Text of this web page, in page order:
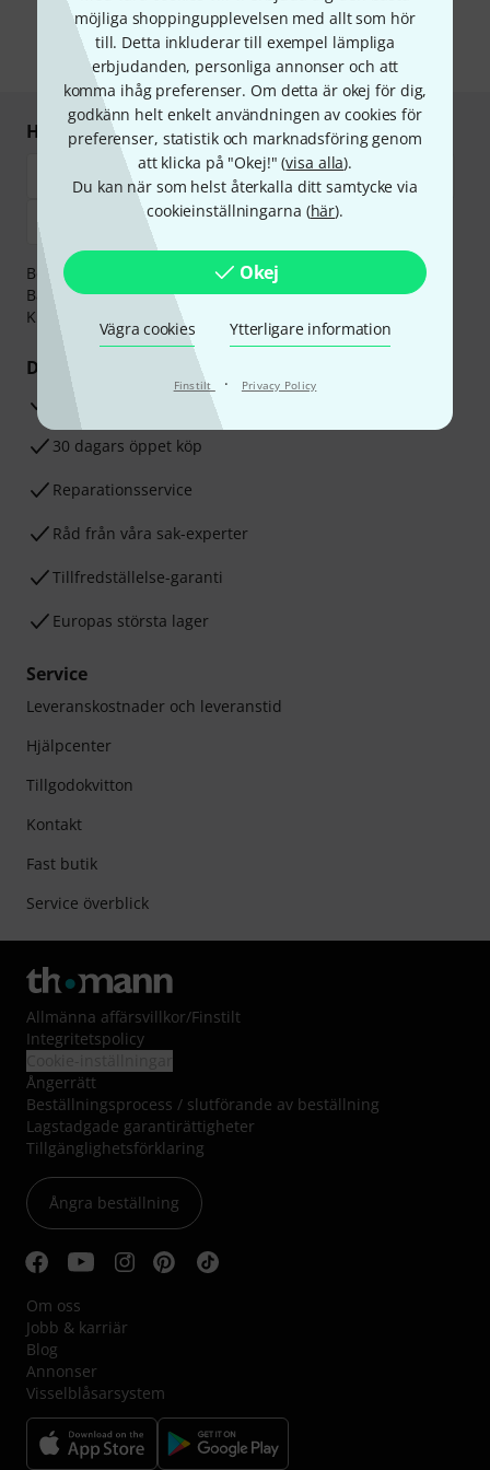
möjliga shoppingupplevelsen med allt som hör
till. Detta inkluderar till exempel lämpliga
erbjudanden, personliga annonser och att
komma ihåg preferenser. Om detta är okej för dig,
godkänn helt enkelt användningen av cookies för
preferenser, statistik och marknadsföring genom
att klicka på "Okej!" (visa alla).
Du kan när som helst återkalla ditt samtycke via
cookieinställningarna (här).
Okej
Vägra cookies Ytterligare information
Finstilt · Privacy Policy
postreklam. Avregistrering är möjlig när som helst. Du finner mer
information om nyhetsbrevet i vårsekretesspolicy.
* Nödvändig
Handla och betala säkert
Betalningen kan göras tryggt och säkert med
Banköverföring, PayPal,Klarna Direktbetalningeller
Kreditkort.
Dina fördelar
3-år Thomann-garanti
30 dagars öppet köp
Reparationsservice
Råd från våra sak-experter
Tillfredställelse-garanti
Europas största lager
Service
Leveranskostnader och leveranstid
Hjälpcenter
Tillgodokvitton
Kontakt
Fast butik
Service överblick
Allmänna affärsvillkor/Finstilt
Integritetspolicy
Ångerrätt
Beställningsprocess / slutförande av beställning
Lagstadgade garantirättigheter
Tillgänglighetsförklaring
Ångra beställning
Om oss
Jobb & karriär
Blog
Annonser
Visselblåsarsystem